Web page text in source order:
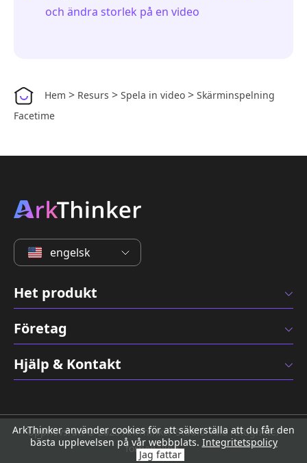
och ändra storlek på en video
Hem > Resurs > Spela in video > Skärminspelning
Facetime
engelsk
Het produkt
Företag
Hjälp & Kontakt
Upphovsrätt © 2026 ArkThinker Studio. Alla rättigheter
förbehållna.
ArkThinker använder cookies för att säkerställa att du får den
bästa upplevelsen på vår webbplats. Integritetspolicy
Jag fattar